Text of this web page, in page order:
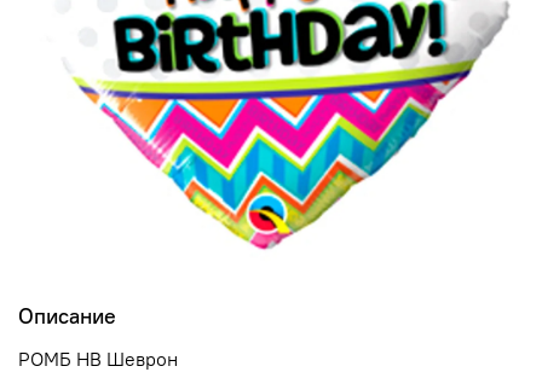
Описание
РОМБ HB Шеврон